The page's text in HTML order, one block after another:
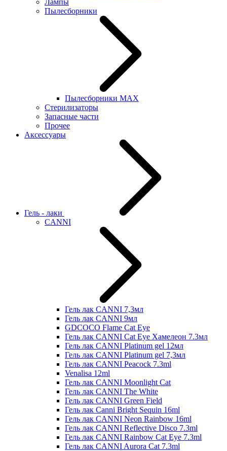
Лампы
Пылесборники
Пылесборники MAX
Стерилизаторы
Запасные части
Прочее
Аксессуары
Гель - лаки
CANNI
Гель лак CANNI 7,3мл
Гель лак CANNI 9мл
GDCOCO Flame Cat Eye
Гель лак CANNI Cat Eye Хамелеон 7.3мл
Гель лак CANNI Platinum gel 12мл
Гель лак CANNI Platinum gel 7,3мл
Гель лак CANNI Peacock 7.3ml
Venalisa 12ml
Гель лак CANNI Moonlight Cat
Гель лак CANNI The White
Гель лак CANNI Green Field
Гель лак Canni Bright Sequin 16ml
Гель лак CANNI Neon Rainbow 16ml
Гель лак CANNI Reflective Disco 7.3ml
Гель лак CANNI Rainbow Cat Eye 7.3ml
Гель лак CANNI Aurora Cat 7.3ml